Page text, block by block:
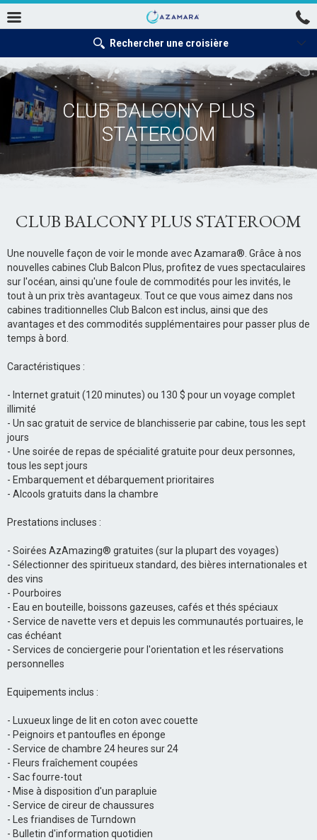
Rechercher une croisière
CLUB BALCONY PLUS
STATEROOM
CLUB BALCONY PLUS STATEROOM
Une nouvelle façon de voir le monde avec Azamara®. Grâce à nos
nouvelles cabines Club Balcon Plus, profitez de vues spectaculaires
sur l'océan, ainsi qu'une foule de commodités pour les invités, le
tout à un prix très avantageux. Tout ce que vous aimez dans nos
cabines traditionnelles Club Balcon est inclus, ainsi que des
avantages et des commodités supplémentaires pour passer plus de
temps à bord.
Caractéristiques :
- Internet gratuit (120 minutes) ou 130 $ pour un voyage complet
illimité
- Un sac gratuit de service de blanchisserie par cabine, tous les sept
jours
- Une soirée de repas de spécialité gratuite pour deux personnes,
tous les sept jours
- Embarquement et débarquement prioritaires
- Alcools gratuits dans la chambre
Prestations incluses :
- Soirées AzAmazing® gratuites (sur la plupart des voyages)
- Sélectionner des spiritueux standard, des bières internationales et
des vins
- Pourboires
- Eau en bouteille, boissons gazeuses, cafés et thés spéciaux
- Service de navette vers et depuis les communautés portuaires, le
cas échéant
- Services de conciergerie pour l'orientation et les réservations
personnelles
Equipements inclus :
- Luxueux linge de lit en coton avec couette
- Peignoirs et pantoufles en éponge
- Service de chambre 24 heures sur 24
- Fleurs fraîchement coupées
- Sac fourre-tout
- Mise à disposition d'un parapluie
- Service de cireur de chaussures
- Les friandises de Turndown
- Bulletin d'information quotidien